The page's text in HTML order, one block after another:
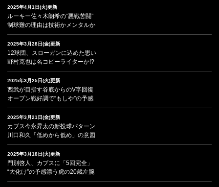
2025年4月1日(火)更新
ルーキー佐々木朗希の“悪戦苦闘”
制球難の理由は技術かメンタルか
2025年3月28日(金)更新
12球団、スローガンに込めた思い
野村克也は名コピーライターか!?
2025年3月25日(火)更新
西武が目指す谷底からのV字回復
オープン戦好調で“もしや”の予感
2025年3月21日(金)更新
カブス今永昇太の新投球パターン
川口和久「低めから低め」の意図
2025年3月18日(火)更新
門別啓人、カブスに「5回完全」
“大化け”の予感漂う虎の20歳左腕